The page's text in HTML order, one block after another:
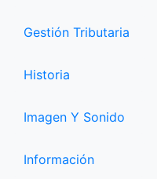
Gestión Tributaria
Historia
Imagen Y Sonido
Información